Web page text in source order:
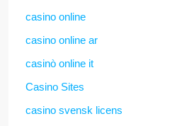
casino online
casino online ar
casinò online it
Casino Sites
casino svensk licens